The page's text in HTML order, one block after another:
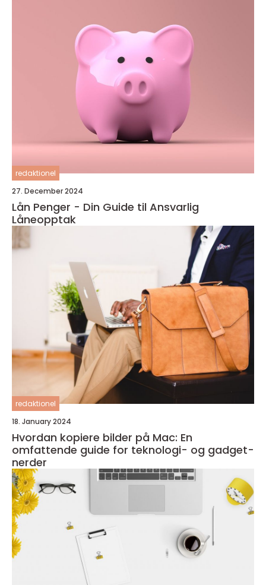
redaktionel
27. December 2024
Lån Penger - Din Guide til Ansvarlig
Låneopptak
redaktionel
18. January 2024
Hvordan kopiere bilder på Mac: En
omfattende guide for teknologi- og gadget-
nerder